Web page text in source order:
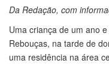
Da Redação, com
Uma criança de um ano
Rebouças, na tarde de
uma residência na área